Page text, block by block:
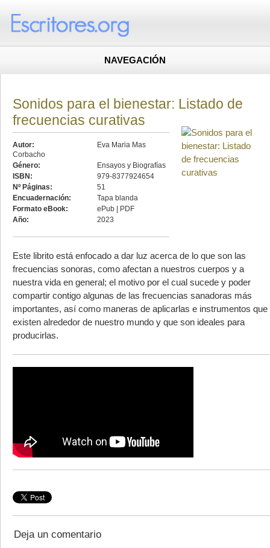
NAVEGACIÓN
Sonidos para el bienestar: Listado de
frecuencias curativas
Autor:
Eva Maria Mas
Corbacho
Género:
Ensayos y Biografías
ISBN:
979-8377924654
Nº Páginas:
51
Encuadernación:
Tapa blanda
Formato eBook:
ePub | PDF
Año:
2023
Este librito está enfocado a dar luz acerca de lo que son las
frecuencias sonoras, como afectan a nuestros cuerpos y a
nuestra vida en general; el motivo por el cual sucede y poder
compartir contigo algunas de las frecuencias sanadoras más
importantes, así como maneras de aplicarlas e instrumentos que
existen alrededor de nuestro mundo y que son ideales para
producirlas.
Deja un comentario